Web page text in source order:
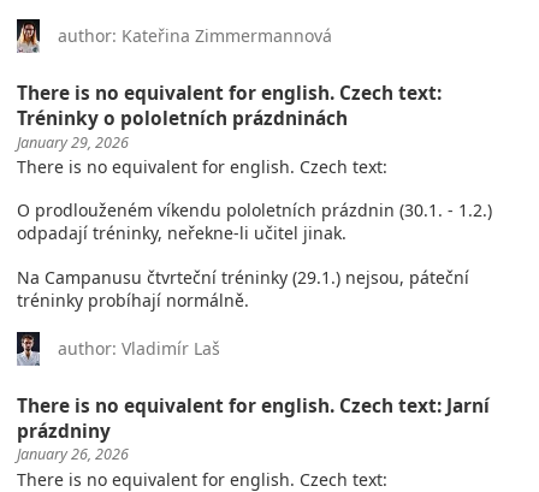
author: Kateřina Zimmermannová
There is no equivalent for english. Czech text:
Tréninky o pololetních prázdninách
January 29, 2026
There is no equivalent for english. Czech text:
O prodlouženém víkendu pololetních prázdnin (30.1. - 1.2.)
odpadají tréninky, neřekne-li učitel jinak.
Na Campanusu čtvrteční tréninky (29.1.) nejsou, páteční
tréninky probíhají normálně.
author: Vladimír Laš
There is no equivalent for english. Czech text: Jarní
prázdniny
January 26, 2026
There is no equivalent for english. Czech text: